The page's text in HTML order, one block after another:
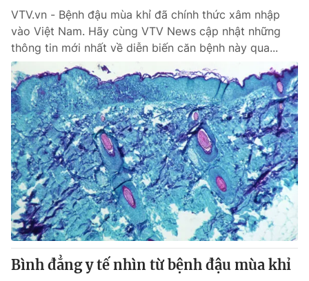
Góc doanh nghiệp
Truyền hình
Phim VTV
Hậu trường
Nhân vật
Khán giả
Giải sao mai
Giải trí
Điện ảnh
Âm nhạc
Sao
Đời sống
Du lịch
Làm đẹp
Chất lượng cuộc sống
Giáo dục
Tuyển sinh
Học trực tuyến
Công nghệ
Hitech Công nghệ tương lai
Sản phẩm
Thị trường
Giao lưu trực tuyến
Lịch phát sóng
VTV.vn - Bệnh đậu mùa khỉ đã chính thức xâm nhập
vào Việt Nam. Hãy cùng VTV News cập nhật những
thông tin mới nhất về diễn biến căn bệnh này qua...
Bình đẳng y tế nhìn từ bệnh đậu mùa khỉ